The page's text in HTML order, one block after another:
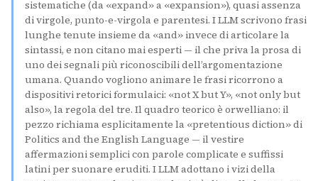
sistematiche (da «expand» a «expansion»), quasi assenza
di virgole, punto-e-virgola e parentesi. I LLM scrivono frasi
lunghe tenute insieme da «and» invece di articolare la
sintassi, e non citano mai esperti — il che priva la prosa di
uno dei segnali più riconoscibili dell’argomentazione
umana. Quando vogliono animare le frasi ricorrono a
dispositivi retorici formulaici: «not X but Y», «not only but
also», la regola del tre. Il quadro teorico è orwelliano: il
pezzo richiama esplicitamente la «pretentious diction» di
Politics and the English Language — il vestire
affermazioni semplici con parole complicate e suffissi
latini per suonare eruditi. I LLM adottano i vizi della